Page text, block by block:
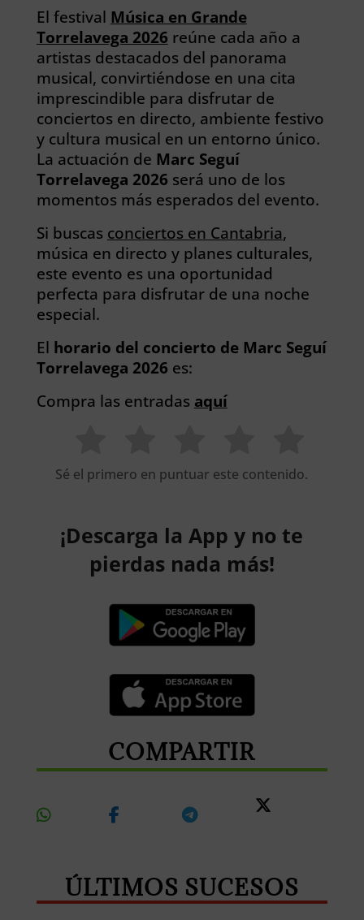
El festival Música en Grande
Torrelavega 2026 reúne cada año a
artistas destacados del panorama
musical, convirtiéndose en una cita
imprescindible para disfrutar de
conciertos en directo, ambiente festivo
y cultura musical en un entorno único.
La actuación de Marc Seguí
Torrelavega 2026 será uno de los
momentos más esperados del evento.
Si buscas conciertos en Cantabria,
música en directo y planes culturales,
este evento es una oportunidad
perfecta para disfrutar de una noche
especial.
El horario del concierto de Marc Seguí
Torrelavega 2026 es:
Compra las entradas aquí
Sé el primero en puntuar este contenido.
¡Descarga la App y no te
pierdas nada más!
COMPARTIR
ÚLTIMOS SUCESOS